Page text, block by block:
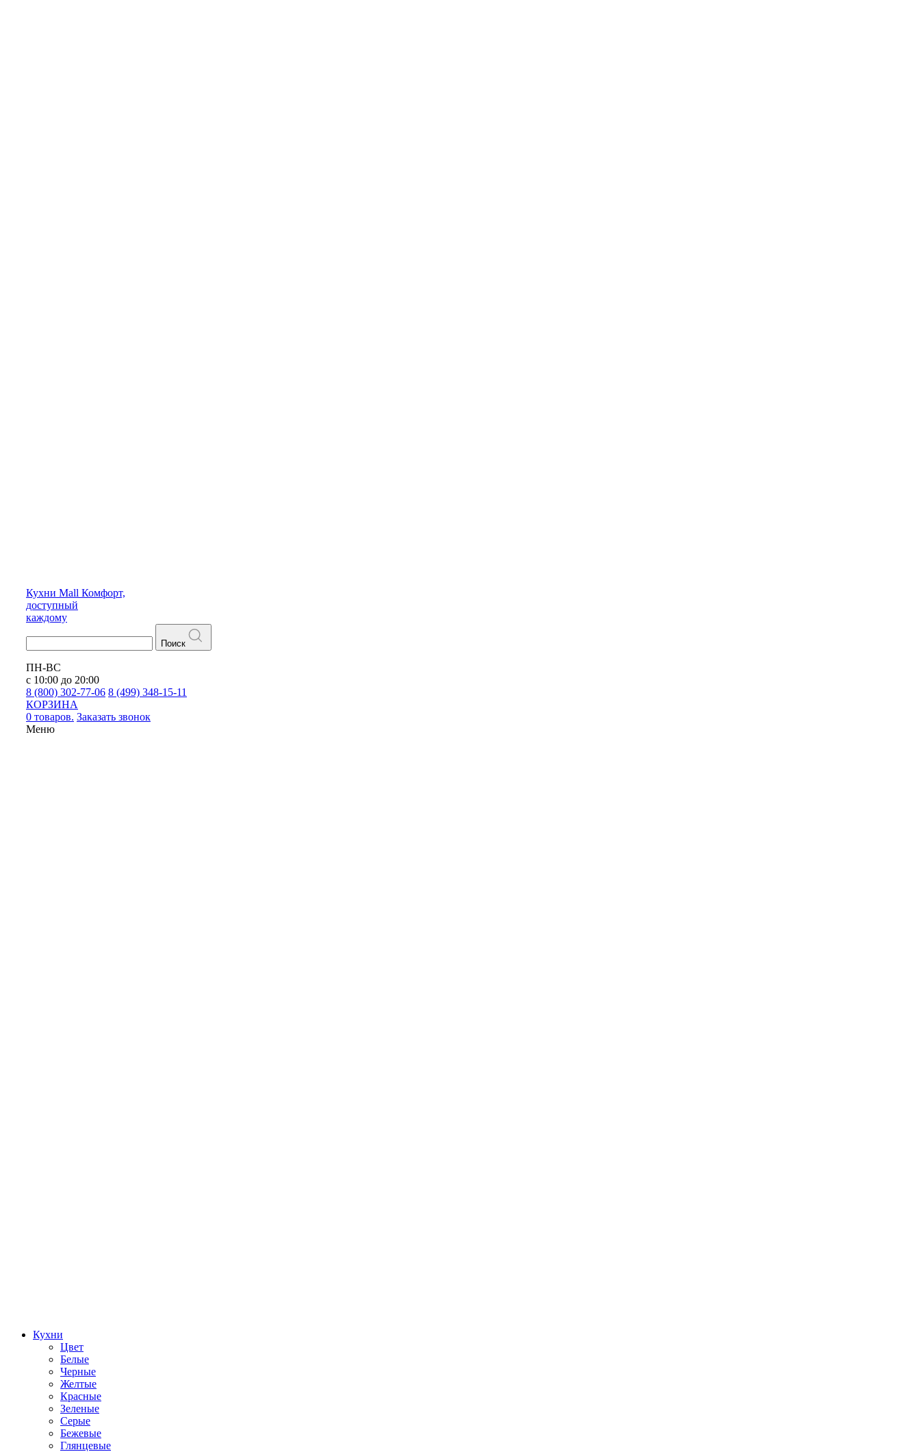
Кухни Mall Комфорт,
доступный
каждому
Поиск
ПН-ВС
с 10:00 до 20:00
8 (800) 302-77-06 8 (499) 348-15-11
КОРЗИНА
0 товаров. Заказать звонок
Меню
Кухни
Цвет
Белые
Черные
Желтые
Красные
Зеленые
Серые
Бежевые
Глянцевые